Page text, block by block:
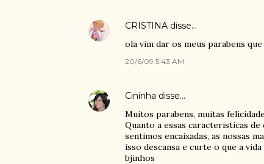
CRISTINAdisse…
ola vim dar os meus parabens
20/6/09 5:43 AM
Cininha disse…
Muitos parabens, muitas
Quanto a essas caracteristicas de
sentimos encaixadas, as nossas
isso descansa e curte o que a
bjinhos